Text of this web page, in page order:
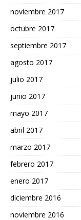
noviembre 2017
octubre 2017
septiembre 2017
agosto 2017
julio 2017
junio 2017
mayo 2017
abril 2017
marzo 2017
febrero 2017
enero 2017
diciembre 2016
noviembre 2016